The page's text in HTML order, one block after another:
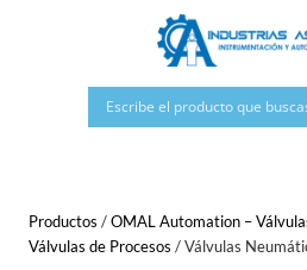
Productos /OMAL Automation –
Válvulas de Procesos /Válvulas